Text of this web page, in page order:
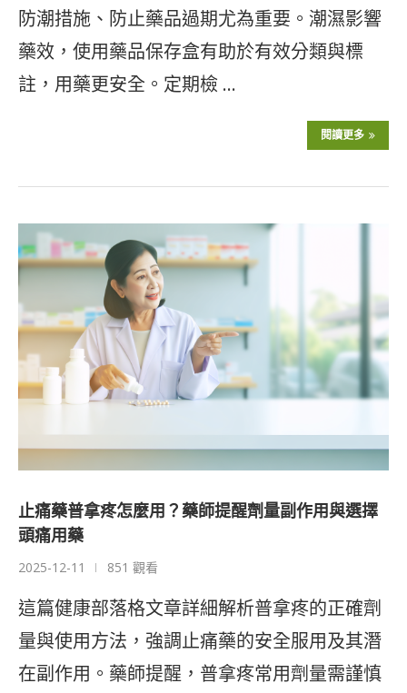
防潮措施、防止藥品過期尤為重要。潮濕影響
藥效，使用藥品保存盒有助於有效分類與標
註，用藥更安全。定期檢 …
閱讀更多
止痛藥普拿疼怎麼用？藥師提醒劑量副作用與選擇
頭痛用藥
2025-12-11 851 觀看
這篇健康部落格文章詳細解析普拿疼的正確劑
量與使用方法，強調止痛藥的安全服用及其潛
在副作用。藥師提醒，普拿疼常用劑量需謹慎